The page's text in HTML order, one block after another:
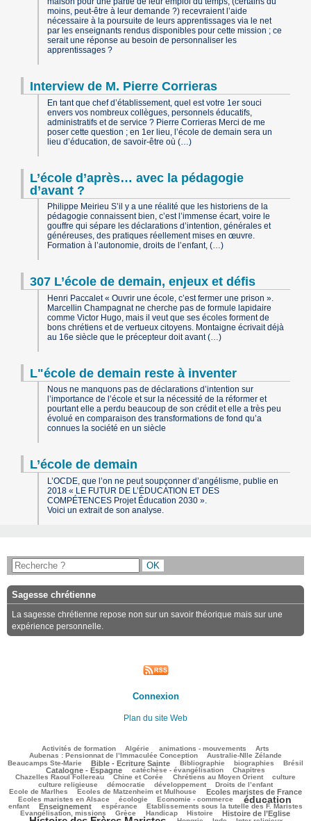
moins, peut-être à leur demande ?) recevraient l’aide
nécessaire à la poursuite de leurs apprentissages via le net
par les enseignants rendus disponibles pour cette mission ; ce
serait une réponse au besoin de personnaliser les
apprentissages ?
Interview de M. Pierre Corrieras
En tant que chef d’établissement, quel est votre 1er souci
envers vos nombreux collègues, personnels éducatifs,
administratifs et de service ? Pierre Corrieras Merci de me
poser cette question ; en 1er lieu, l’école de demain sera un
lieu d’éducation, de savoir-être où (…)
L’école d’après… avec la pédagogie
d’avant ?
Philippe Meirieu S’il y a une réalité que les historiens de la
pédagogie connaissent bien, c’est l’immense écart, voire le
gouffre qui sépare les déclarations d’intention, générales et
généreuses, des pratiques réellement mises en œuvre.
Formation à l’autonomie, droits de l’enfant, (…)
307 L’école de demain, enjeux et défis
Henri Paccalet « Ouvrir une école, c’est fermer une prison ».
Marcellin Champagnat ne cherche pas de formule lapidaire
comme Victor Hugo, mais il veut que ses écoles forment de
bons chrétiens et de vertueux citoyens. Montaigne écrivait déjà
au 16e siècle que le précepteur doit avant (…)
L"école de demain reste à inventer
Nous ne manquons pas de déclarations d’intention sur
l’importance de l’école et sur la nécessité de la réformer et
pourtant elle a perdu beaucoup de son crédit et elle a très peu
évolué en comparaison des transformations de fond qu’a
connues la société en un siècle
L’école de demain
L’OCDE, que l’on ne peut soupçonner d’angélisme, publie en
2018 « LE FUTUR DE L’ÉDUCATION ET DES
COMPÉTENCES Projet Éducation 2030 ».
Voici un extrait de son analyse.
Sagesse chrétienne
La sagesse chrétienne repose non sur un savoir théorique mais sur une
expérience personnelle.
Connexion
Plan du site Web
Activités de formation Algérie animations - mouvements Arts
Aubenas : Pensionnat de l’Immaculée Conception
64/3818 Australie-Nlle Zélande
115/3818
Beaucamps Ste-Marie
828/3818 Bible - Ecriture Sainte
111/3818 Bibliographie
691/3818 biographies
151/3818 Brésil
1112/3818
Catalogne - Espagne catéchèse - évangélisation Chapitres
Chazelles Raoul Follereau
125/3818 Chine et Corée
347/3818 Chrétiens au Moyen Orient
668/3818 culture
45/3818
culture religieuse
démocratie développement Droits de l’enfant
Ecole de Marlhes
205/3818 Ecoles de Matzenheim et Mulhouse
1109/3818 Ecoles maristes de France
316/3818
Ecoles maristes en Alsace
777/3818 écologie
155/3818 Economie - commerce
2293/3818 éducation
150/3818
enfant
1257/3818Enseignement
331/3818 espérance
61/3818 Etablissements sous la tutelle des F. Maristes
284/3818
Evangélisation, missions
819/3818 Grèce
107/3818 Handicap
399/3818 Histoire
1080/3818 Histoire de l’Eglise
2700/3818